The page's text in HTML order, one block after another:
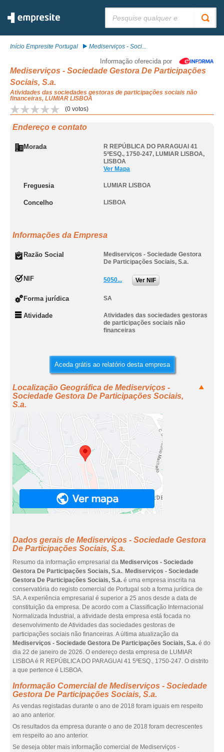
Início Empresite Portugal Mediserviços - Soci...
Informação oferecida por
Mediserviços - Sociedade Gestora De Participações
Sociais, S.a.
Atividades das sociedades gestoras de participações sociais não
financeiras, LUMIAR LISBOA
(0 votos)
Endereço e contato
Morada
R REPÚBLICA DO PARAGUAI 41
5ºESQ., 1750-247, LUMIAR LISBOA,
LISBOA
Ver Mapa
Freguesia LUMIAR LISBOA
Concelho LISBOA
Informações da Empresa
Razão Social
Mediserviços - Sociedade Gestora
De Participações Sociais, S.a.
NIF 5050... Ver NIF
Forma jurídica SA
Atividade
Atividades das sociedades gestoras
de participações sociais não
financeiras
Aceda grátis ao relatório desta empresa
Localização Geográfica de Mediserviços -
Sociedade Gestora De Participações Sociais,
S.a.
Dados gerais de Mediserviços - Sociedade Gestora
De Participações Sociais, S.a.
Resumo da informação empresarial da Mediserviços - Sociedade
Gestora De Participações Sociais, S.a.. Mediserviços - Sociedade
Gestora De Participações Sociais, S.a. é uma empresa inscrita na
conservatória do registo comercial de Portugal sob a forma jurídica de
SA. A experiência empresarial é superior a 25 anos desde a data de
constituição da empresa. De acordo com a Classificação Internacional
Normalizada Industrial, a atividade desta empresa está focada no
desenvolvimento de Atividades das sociedades gestoras de
participações sociais não financeiras. A última atualização da
Mediserviços - Sociedade Gestora De Participações Sociais, S.a. é do
dia 22 de janeiro de 2026. O endereço desta empresa de LUMIAR
LISBOA é R REPÚBLICA DO PARAGUAI 41 5ºESQ., 1750-247. O distrito
a que pertence é LISBOA.
Informação Comercial de Mediserviços - Sociedade
Gestora De Participações Sociais, S.a.
As vendas registadas durante o ano de 2018 foram iguais em respeito
ao ano anterior.
Os resultados da empresa durante o ano de 2018 foram decrescentes
em respeito ao ano anterior.
Se deseja obter mais informação comercial de Mediserviços -